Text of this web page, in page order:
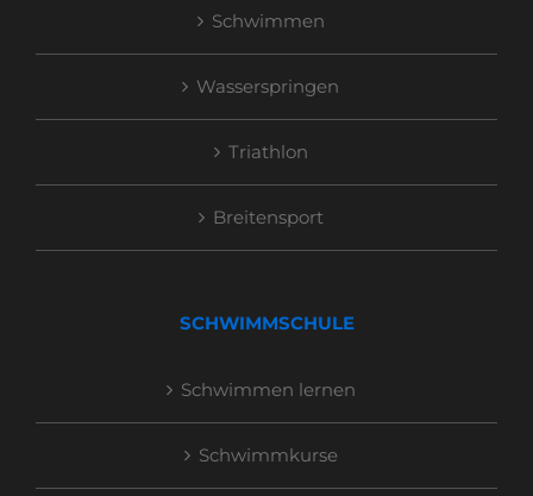
Schwimmen
Wasserspringen
Triathlon
Breitensport
SCHWIMMSCHULE
Schwimmen lernen
Schwimmkurse